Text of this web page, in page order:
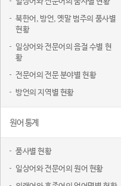
북한어, 방언, 옛말 범주의 품사별
현황
일상어와 전문어의 음절 수별 현
황
전문어의 전문 분야별 현황
방언의 지역별 현황
원어 통계
품사별 현황
일상어와 전문어의 원어 현황